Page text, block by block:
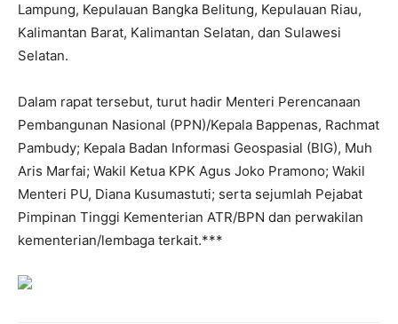
Lampung, Kepulauan Bangka Belitung, Kepulauan Riau,
Kalimantan Barat, Kalimantan Selatan, dan Sulawesi
Selatan.
Dalam rapat tersebut, turut hadir Menteri Perencanaan
Pembangunan Nasional (PPN)/Kepala Bappenas, Rachmat
Pambudy; Kepala Badan Informasi Geospasial (BIG), Muh
Aris Marfai; Wakil Ketua KPK Agus Joko Pramono; Wakil
Menteri PU, Diana Kusumastuti; serta sejumlah Pejabat
Pimpinan Tinggi Kementerian ATR/BPN dan perwakilan
kementerian/lembaga terkait.***